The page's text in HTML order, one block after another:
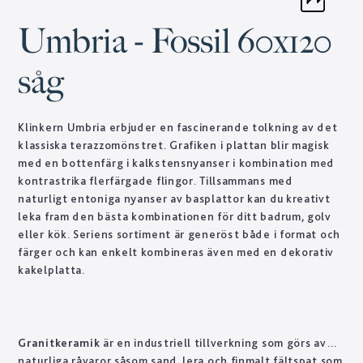
Umbria - Fossil 60x120
såg
Klinkern Umbria erbjuder en fascinerande tolkning av det
klassiska terazzomönstret. Grafiken i plattan blir magisk
med en bottenfärg i kalkstensnyanser i kombination med
kontrastrika flerfärgade flingor. Tillsammans med
naturligt entoniga nyanser av basplattor kan du kreativt
leka fram den bästa kombinationen för ditt badrum, golv
eller kök. Seriens sortiment är generöst både i format och
färger och kan enkelt kombineras även med en dekorativ
kakelplatta.
Granitkeramik är en industriell tillverkning som görs av